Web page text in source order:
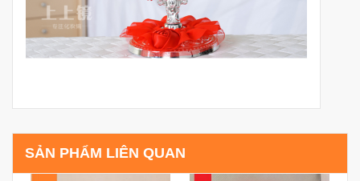
SẢN PHẨM LIÊN QUAN